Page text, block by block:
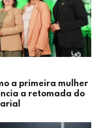
a primeira mulher
a retomada do